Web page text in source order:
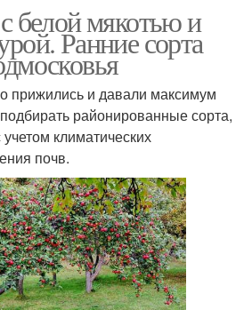
белой мякотью и
Ранние сорта
прижились и давали максимум
районированные сорта,
климатических
почв.